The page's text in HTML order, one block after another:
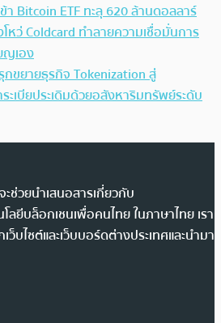
ข้า Bitcoin ETF ทะลุ 620 ล้านดอลลาร์
หว่ Coldcard ทำลายความเชื่อมั่นการ
ญเอง
กขยายธุรกิจ Tokenization สู่
ะเบียประเดิมด้วยอสังหาริมทรัพย์ระดับ
ช่วยนำเสนอสารเกี่ยวกับ
ลยีบล็อกเชนเพื่อคนไทย ในภาษาไทย เรา
บไซต์และเว็บบอร์ดต่างประเทศและนำมา